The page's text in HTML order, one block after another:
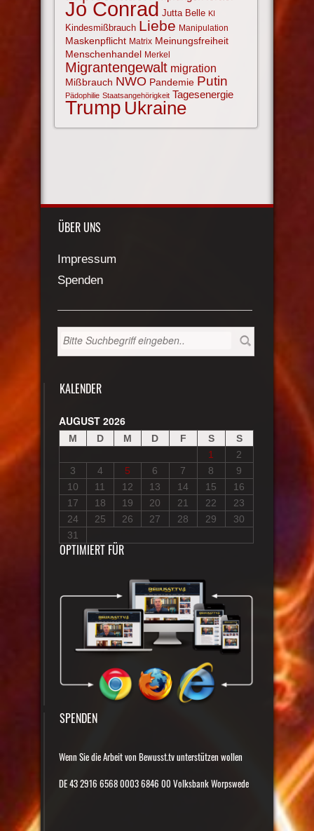
Jo Conrad Jutta Belle KI
Kindesmißbrauch Liebe Manipulation
Maskenpflicht Matrix Meinungsfreiheit
Menschenhandel Merkel
Migrantengewalt migration
Mißbrauch NWO Pandemie Putin
Pädophilie Staatsangehörigkeit Tagesenergie
Trump Ukraine
ÜBER UNS
Impressum
Spenden
KALENDER
AUGUST 2026
M D M D F S
S
1
2
3
4 5 6 7 8
9
10
11 12 13 14 15
16
17
18 19 20 21 22
23
24
25 26 27 28 29
30
31
OPTIMIERT FÜR
SPENDEN
Wenn Sie die Arbeit von Bewusst.tv unterstützen wollen
DE 43 2916 6568 0003 6846 00 Volksbank Worpswede